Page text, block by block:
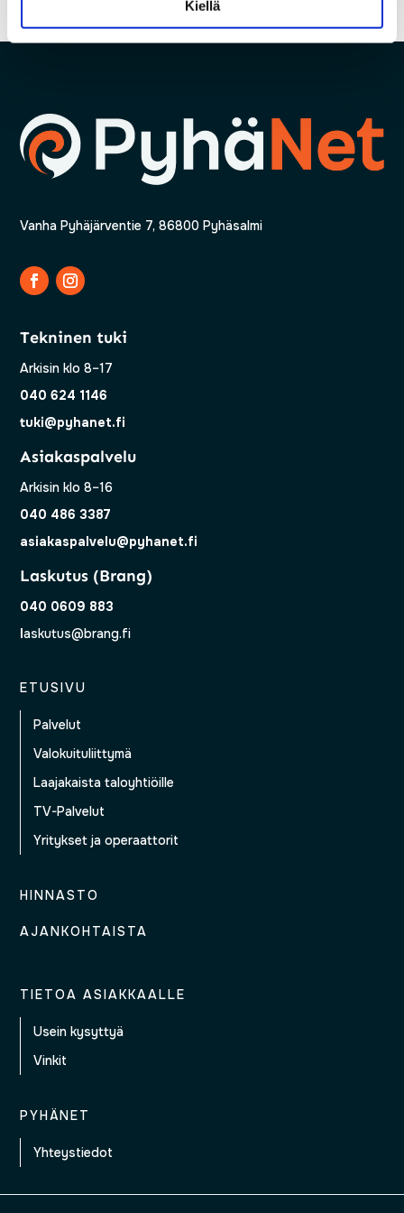
Kiellä
Vanha Pyhäjärventie 7, 86800 Pyhäsalmi
Tekninen tuki
Arkisin klo 8–17
040 624 1146
tuki@pyhanet.fi
Asiakaspalvelu
Arkisin klo 8–16
040 486 3387
asiakaspalvelu@pyhanet.fi
Laskutus (Brang)
040 0609 883
laskutus@brang.fi
ETUSIVU
Palvelut
Valokuituliittymä
Laajakaista taloyhtiöille
TV-Palvelut
Yritykset ja operaattorit
HINNASTO
AJANKOHTAISTA
TIETOA ASIAKKAALLE
Usein kysyttyä
Vinkit
PYHÄNET
Yhteystiedot